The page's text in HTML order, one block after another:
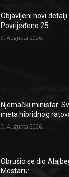
Objavljeni novi
Povrijeđeno 25...
9. Augusta 2026.
Njemački ministar:
meta hibridnog
9. Augusta 2026.
Obrušio se dio
Mostaru:...